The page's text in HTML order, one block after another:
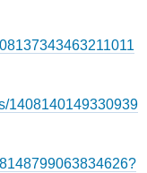
1408140149330939